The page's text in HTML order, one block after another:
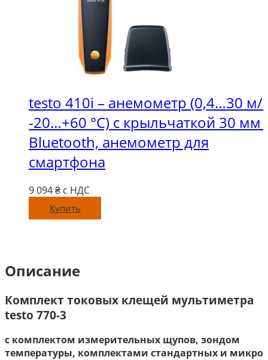
Ом...60
МОм,
0,001
Гц...10
нФ...60
000
мкФ),
True
RMS,
Bluetooth
testo 410i – анемометр (0,4…30 м/
-20…+60 °C) с крыльчаткой 30 мм
Bluetooth, анемометр для
смартфона
9 094₴ с НДС
Купить
Описание
Комплект токовых клещей мультиметра
testo 770-3
с комплектом измерительных щупов, зондом
температуры, комплектами стандартных и микро